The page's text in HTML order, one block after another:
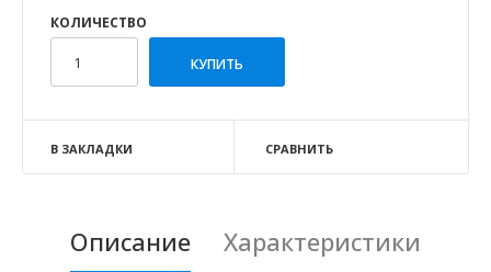
КОЛИЧЕСТВО
В ЗАКЛАДКИ СРАВНИТЬ
Описание
Характеристики